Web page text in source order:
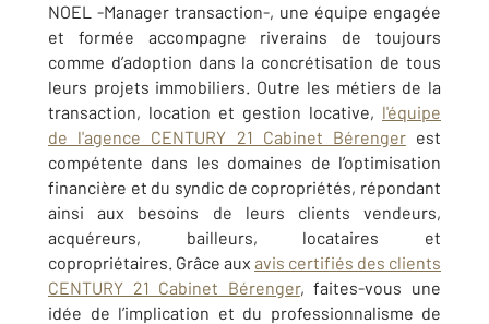
NOEL -Manager transaction-, une équipe engagée
et formée accompagne riverains de toujours
comme d’adoption dans la concrétisation de tous
leurs projets immobiliers. Outre les métiers de la
transaction, location et gestion locative, l'équipe
de l'agence CENTURY 21 Cabinet Bérengerest
compétente dans les domaines de l’optimisation
financière et du syndic de copropriétés, répondant
ainsi aux besoins de leurs clients vendeurs,
acquéreurs, bailleurs, locataires et
copropriétaires. Grâce aux avis certifiés des clients
CENTURY 21 Cabinet Bérenger, faites-vous une
idée de l’implication et du professionnalisme de